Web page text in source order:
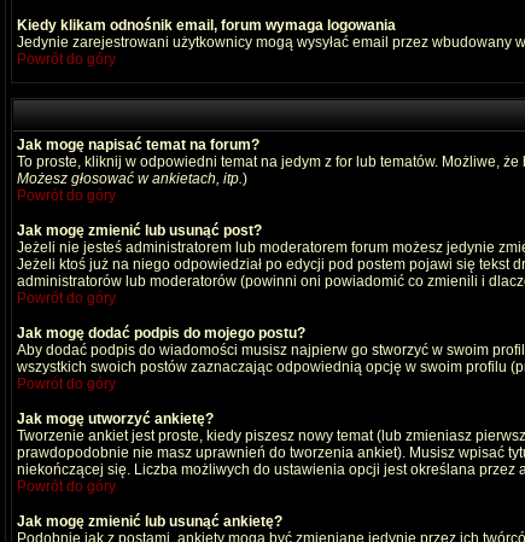
Kiedy klikam odnośnik email, forum wymaga logowania
Jedynie zarejestrowani użytkownicy mogą wysyłać email przez wbudowany
Powrót do góry
Jak mogę napisać temat na forum?
To proste, kliknij w odpowiedni temat na jedym z for lub tematów. Możliwe,
Możesz głosować w ankietach, itp.)
Powrót do góry
Jak mogę zmienić lub usunąć post?
Jeżeli nie jesteś administratorem lub moderatorem forum możesz jedynie
Jeżeli ktoś już na niego odpowiedział po edycji pod postem pojawi się tekst
administratorów lub moderatorów (powinni oni powiadomić co zmienili i
Powrót do góry
Jak mogę dodać podpis do mojego postu?
Aby dodać podpis do wiadomości musisz najpierw go stworzyć w swoim
wszystkich swoich postów zaznaczając odpowiednią opcję w swoim profilu
Powrót do góry
Jak mogę utworzyć ankietę?
Tworzenie ankiet jest proste, kiedy piszesz nowy temat (lub zmieniasz
prawdopodobnie nie masz uprawnień do tworzenia ankiet). Musisz wpisać
niekończącej się. Liczba możliwych do ustawienia opcji jest określana przez
Powrót do góry
Jak mogę zmienić lub usunąć ankietę?
Podobnie jak z postami, ankiety mogą być zmieniane jedynie przez ich